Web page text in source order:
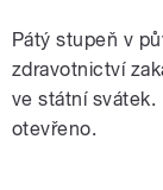
Pátý stupeň v
zdravotnictví
ve státní svátek.
otevřeno.